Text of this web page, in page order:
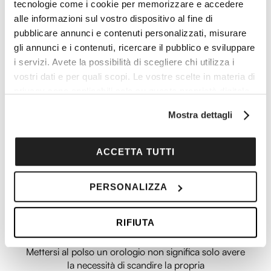
tecnologie come i cookie per memorizzare e accedere
alle informazioni sul vostro dispositivo al fine di
pubblicare annunci e contenuti personalizzati, misurare
gli annunci e i contenuti, ricercare il pubblico e sviluppare
i servizi. Avete la possibilità di scegliere chi utilizza i
vostri dati e per quali scopi. Le vostre scelte in materia di
modificare o revocare il proprio consenso in qualsiasi
sull'icona di attivazione della privacy.
raccogliere informazioni sulla tua posizione
geografica, con un'approssimazione di qualche
Identificare il tuo dispositivo, scansionandolo
attivamente alla ricerca di caratteristiche specifiche
(impronte digitali).
Mostra dettagli
ACCETTA TUTTI
PERSONALIZZA
RIFIUTA
C’è sempre un buon
motivo per comprare un
orologio
Mettersi al polso un orologio non significa solo avere
la necessità di scandire la propria